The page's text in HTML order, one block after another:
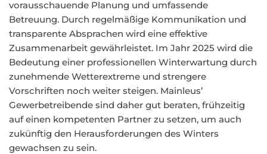
vorausschauende Planung und umfassende
Betreuung. Durch regelmäßige Kommunikation und
transparente Absprachen wird eine effektive
Zusammenarbeit gewährleistet. Im Jahr 2025 wird die
Bedeutung einer professionellen Winterwartung durch
zunehmende Wetterextreme und strengere
Vorschriften noch weiter steigen. Mainleus’
Gewerbetreibende sind daher gut beraten, frühzeitig
auf einen kompetenten Partner zu setzen, um auch
zukünftig den Herausforderungen des Winters
gewachsen zu sein.